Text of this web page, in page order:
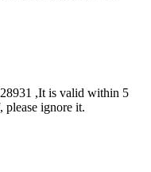
,It is valid within 5
please ignore it.